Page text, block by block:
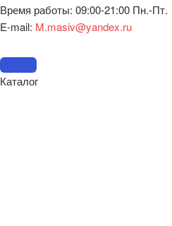
Время работы: 09:00-21:00 Пн.-Пт.
E-mail: M.masiv@yandex.ru
Каталог